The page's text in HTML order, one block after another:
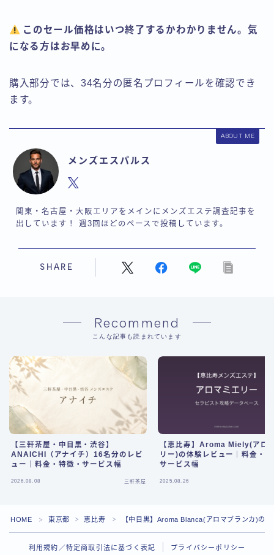
このセール価格はいつ終了するかわかりません。気
になる方はお早めに。
購入部分では、34名分の匿名プロフィールを確認でき
ます。
ABOUT ME
メンズエスパルス
関東・名古屋・大阪エリアをメインにメンズエステ調査記事を
出しています！ 週3回ほどのペースで投稿しています。
SHARE
Recommend
こんな記事も読まれています
【三軒茶屋・中目黒・渋谷】
ANAICHI（アナイチ）16名分のレビ
ュー｜料金・特徴・サービス幅
2026.08.08 三軒茶屋
【恵比寿】Aroma Miely(アロ
リー)の体験レビュー｜料金・
サービス幅
2025.08.26
HOME ＞ 東京都 ＞ 恵比寿 ＞ 【中目黒】Aroma Blanca(アロマブランカ)の
利用規約／特定商取引法に基づく表記 プライバシーポリシー